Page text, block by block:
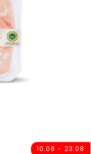
10.08 - 23.08